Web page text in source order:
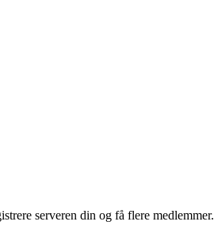
serveren din og få flere medlemmer.